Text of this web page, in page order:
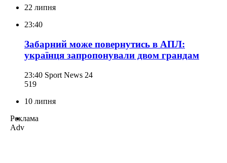
22 липня
23:40
Забарний може повернутись в АПЛ:
українця запропонували двом грандам
23:40 Sport News 24
519
10 липня
Реклама
Adv